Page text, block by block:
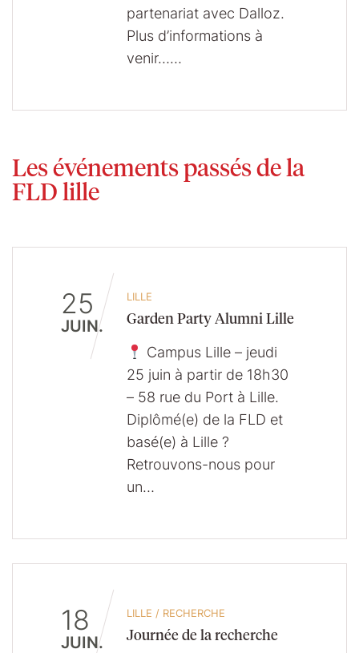
partenariat avec Dalloz.
Plus d’informations à
venir……
Les événements passés de la
FLD lille
25
JUIN.
LILLE
Garden Party Alumni Lille
Campus Lille – jeudi
25 juin à partir de 18h30
– 58 rue du Port à Lille.
Diplômé(e) de la FLD et
basé(e) à Lille ?
Retrouvons-nous pour
un…
18
JUIN.
LILLE / RECHERCHE
Journée de la recherche